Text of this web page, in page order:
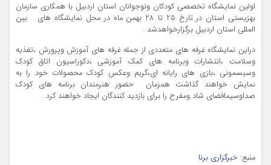
اولین نمایشگاه تخصصی کودکان ونوجوانان استان اردبیل با همکاری سازمان
بهزیستی استان در تارخ 25 تا 28 بهمن ماه در محل نمایشگاه های بین
المللی استان اردبیل برگزارخواهدشد .
دراین نمایشگاه غرفه های متعددی از جمله غرفه های آموزش وپرورش ،تغذیه
وسلامت ،انتشارات وبرنامه های کمک آموزشی ،دکوراسیون اتاق کودک
وسیسمونی ،بازی های رایانه ای،گریم وعکس کودک محصولات خود را به
نمایش خواهند گذاشت همزمان حضور هنرمندان برنامه های کودک
صداوسیمافضای شاد ومفرح را برای بازدید کنندگان ایجاد خواهند کرد .
منبع: خبرگزاری برنا